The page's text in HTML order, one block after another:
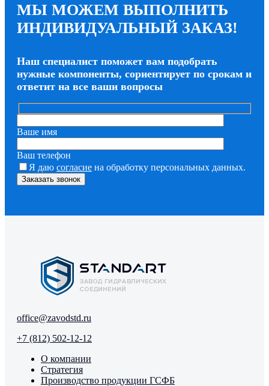
МЫ МОЖЕМ ВЫПОЛНИТЬ
ИНДИВИДУАЛЬНЫЙ ЗАКАЗ!
Наш специалист поможет вам подобрать
нужные компоненты, сориентирует по срокам и
ответит на все ваши вопросы
Ваше имя
Ваш телефон
Я даю согласие на обработку персональных данных.
office@zavodstd.ru
+7 (812) 502-12-12
О компании
Стратегия
Производство продукции ГСФБ